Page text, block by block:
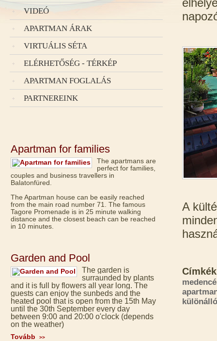
VIDEÓ
APARTMAN ÁRAK
VIRTUÁLIS SÉTA
ELÉRHETŐSÉG - TÉRKÉP
APARTMAN FOGLALÁS
PARTNEREINK
Apartman for families
The apartmans are
perfect for families,
couples and business travellers in
Balatonfüred.
The Apartman house can be easily reached
from the main road number 71. The famous
Tagore Promenade is in 25 minute walking
distance and the closest beach can be reached
in 10 minutes.
Garden and Pool
The garden is
surraunded by plants
and it is full by flowers all year long. The
guests can enjoy the sunbeds and the
heated pool that is open from the 15th May
until the 30th September every day
between 9:00 and 20:00 o'clock (depends
on the weather)
Tovább >>
A
Címkék